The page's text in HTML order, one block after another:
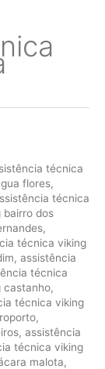
técnica
flores,
técnica
bairro dos
,
técnica viking
, assistência
técnica
castanho,
técnica viking
,
, assistência
técnica viking
malota,